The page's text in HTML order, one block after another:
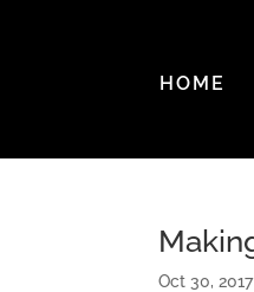
HOME
Oct 30, 2017